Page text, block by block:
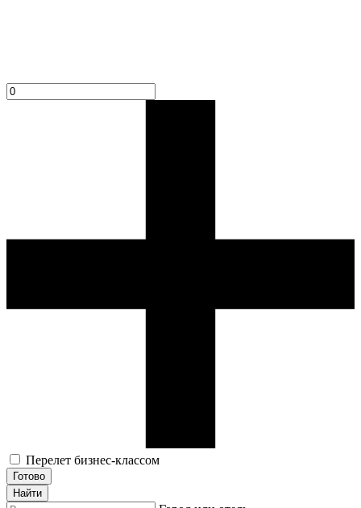
Перелет бизнес-классом
Готово
Найти